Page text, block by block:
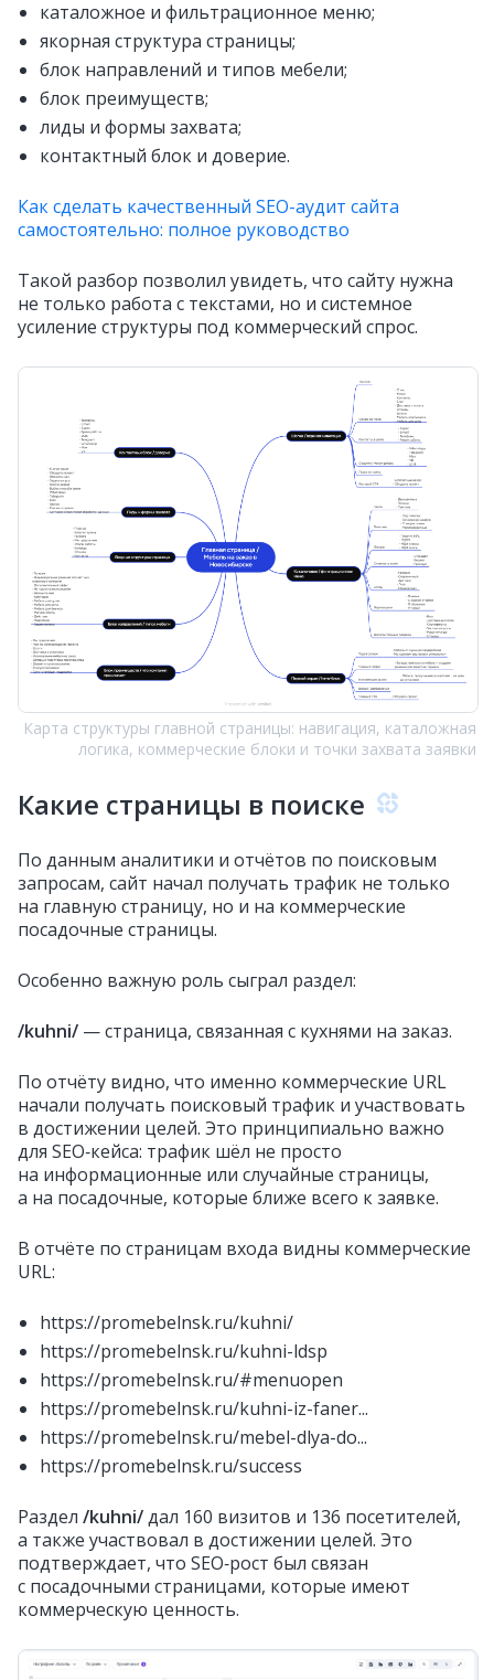
каталожное и фильтрационное меню;
якорная структура страницы;
блок направлений и типов мебели;
блок преимуществ;
лиды и формы захвата;
контактный блок и доверие.
Как сделать качественный SEO-аудит сайта
самостоятельно: полное руководство
Такой разбор позволил увидеть, что сайту нужна
не только работа с текстами, но и системное
усиление структуры под коммерческий спрос.
Карта структуры главной страницы: навигация, каталожная
логика, коммерческие блоки и точки захвата заявки
Какие страницы в поиске
По данным аналитики и отчётов по поисковым
запросам, сайт начал получать трафик не только
на главную страницу, но и на коммерческие
посадочные страницы.
Особенно важную роль сыграл раздел:
/kuhni/ — страница, связанная с кухнями на заказ.
По отчёту видно, что именно коммерческие URL
начали получать поисковый трафик и участвовать
в достижении целей. Это принципиально важно
для SEO‑кейса: трафик шёл не просто
на информационные или случайные страницы,
а на посадочные, которые ближе всего к заявке.
В отчёте по страницам входа видны коммерческие
URL:
https://promebelnsk.ru/kuhni/
https://promebelnsk.ru/kuhni-ldsp
https://promebelnsk.ru/#menuopen
https://promebelnsk.ru/kuhni-iz-faner...
https://promebelnsk.ru/mebel-dlya-do...
https://promebelnsk.ru/success
Раздел /kuhni/дал 160 визитов и 136 посетителей,
а также участвовал в достижении целей. Это
подтверждает, что SEO‑рост был связан
с посадочными страницами, которые имеют
коммерческую ценность.